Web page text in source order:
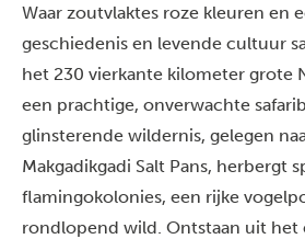
Waar zoutvlaktes roze kleuren en
geschiedenis en levende cultuur
het 230 vierkante kilometer grote
een prachtige, onverwachte
glinsterende wildernis, gelegen
Makgadikgadi Salt Pans, herbergt
flamingokolonies, een rijke
rondlopend wild. Ontstaan uit het